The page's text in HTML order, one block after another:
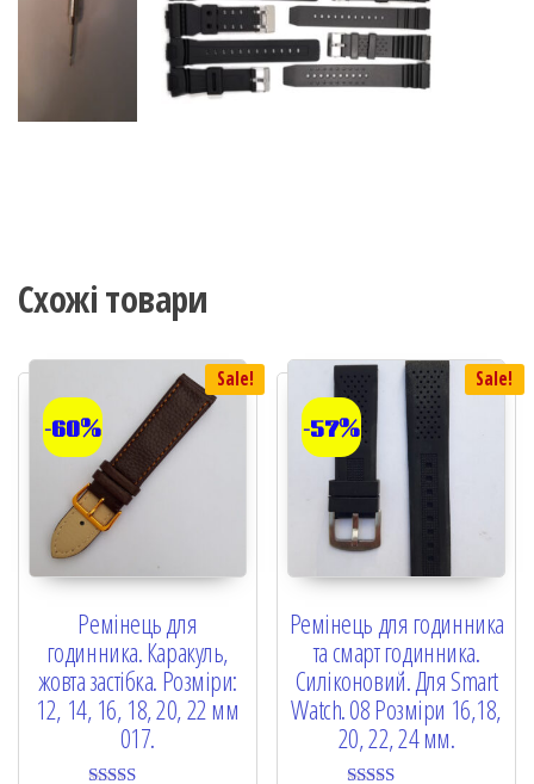
Схожі товари
Sale!
-60%
Ремінець для
годинника. Каракуль,
жовта застібка. Розміри:
12, 14, 16, 18, 20, 22 мм
017.
Sale!
-57%
Ремінець для годинника
та смарт годинника.
Силіконовий. Для Smart
Watch. 08 Розміри 16,18,
20, 22, 24 мм.